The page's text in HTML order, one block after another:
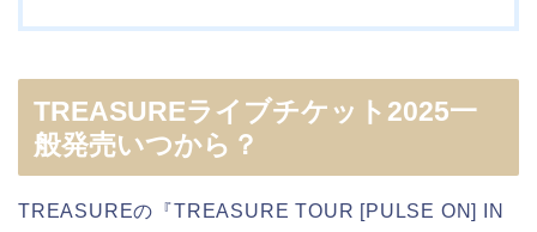
TREASUREライブチケット2025一
般発売いつから？
TREASUREの『TREASURE TOUR [PULSE ON] IN